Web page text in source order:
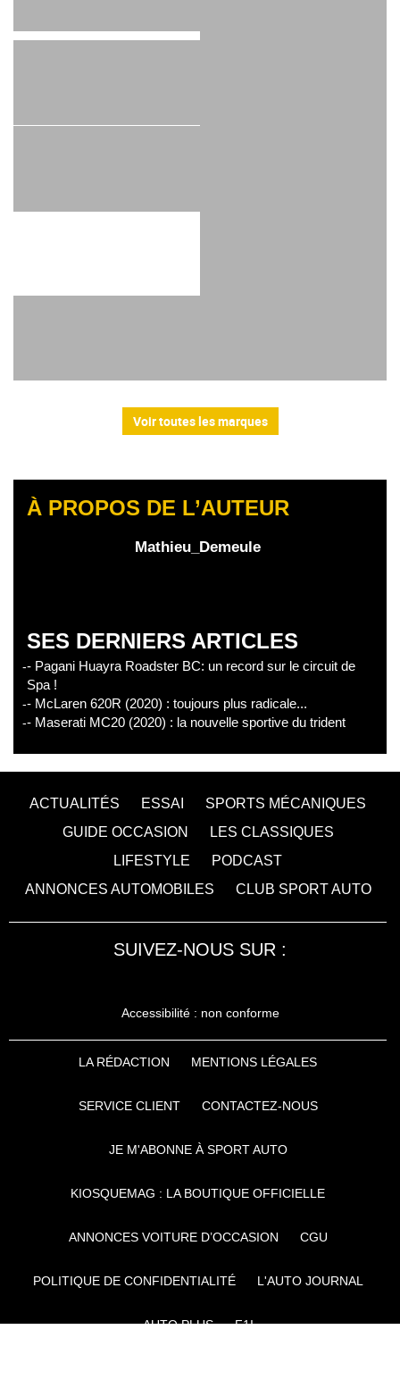
Voir toutes les marques
À PROPOS DE L’AUTEUR
Mathieu_Demeule
SES DERNIERS ARTICLES
- Pagani Huayra Roadster BC: un record sur le circuit de
Spa !
- McLaren 620R (2020) : toujours plus radicale...
- Maserati MC20 (2020) : la nouvelle sportive du trident
ACTUALITÉS ESSAI
SPORTS MÉCANIQUES
GUIDE OCCASION
LES CLASSIQUES
LIFESTYLE
PODCAST
ANNONCES AUTOMOBILES
CLUB SPORT AUTO
SUIVEZ-NOUS SUR :
Accessibilité : non conforme
LA RÉDACTION MENTIONS LÉGALES
SERVICE CLIENT CONTACTEZ-NOUS
JE M'ABONNE À SPORT AUTO
KIOSQUEMAG : LA BOUTIQUE OFFICIELLE
ANNONCES VOITURE D’OCCASION CGU
POLITIQUE DE CONFIDENTIALITÉ L'AUTO JOURNAL
AUTO PLUS F1I